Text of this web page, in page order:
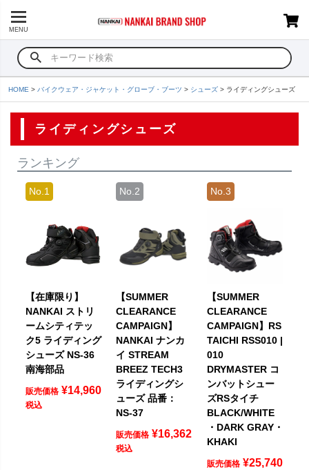
MENU
HOME バイクウェア・ジャケット・グローブ・ブーツ シューズ ライディングシューズ
ライディングシューズ
ランキング
【在庫限り】
NANKAI ストリ
ームシティテッ
ク5 ライディング
シューズ NS-36
南海部品
販売価格 ¥14,960
税込
【SUMMER
CLEARANCE
CAMPAIGN】
NANKAI ナンカ
イ STREAM
BREEZ TECH3
ライディングシ
ューズ 品番：
NS-37
販売価格 ¥16,362
税込
【SUMMER
CLEARANCE
CAMPAIGN】RS
TAICHI RSS010 |
010
DRYMASTER コ
ンバットシュー
ズRSタイチ
BLACK/WHITE
・DARK GRAY・
KHAKI
販売価格 ¥25,740